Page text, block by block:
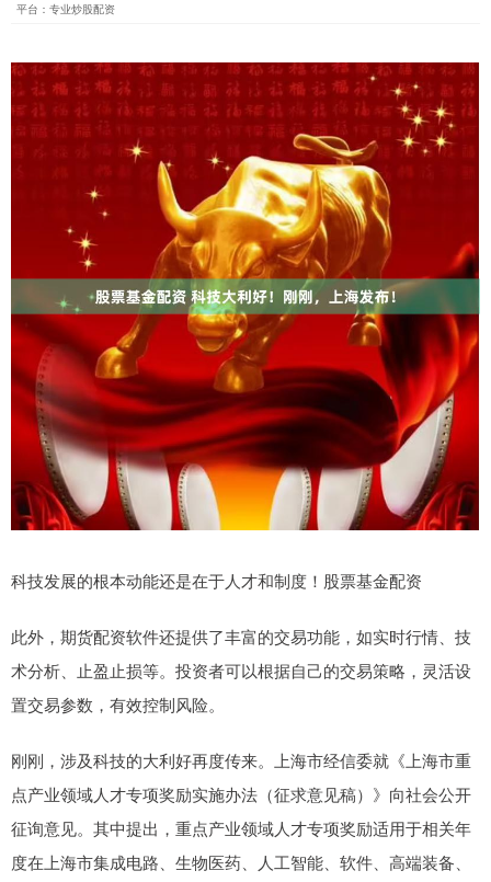
平台：专业炒股配资
科技发展的根本动能还是在于人才和制度！股票基金配资
此外，期货配资软件还提供了丰富的交易功能，如实时行情、技
术分析、止盈止损等。投资者可以根据自己的交易策略，灵活设
置交易参数，有效控制风险。
刚刚，涉及科技的大利好再度传来。上海市经信委就《上海市重
点产业领域人才专项奖励实施办法（征求意见稿）》向社会公开
征询意见。其中提出，重点产业领域人才专项奖励适用于相关年
度在上海市集成电路、生物医药、人工智能、软件、高端装备、